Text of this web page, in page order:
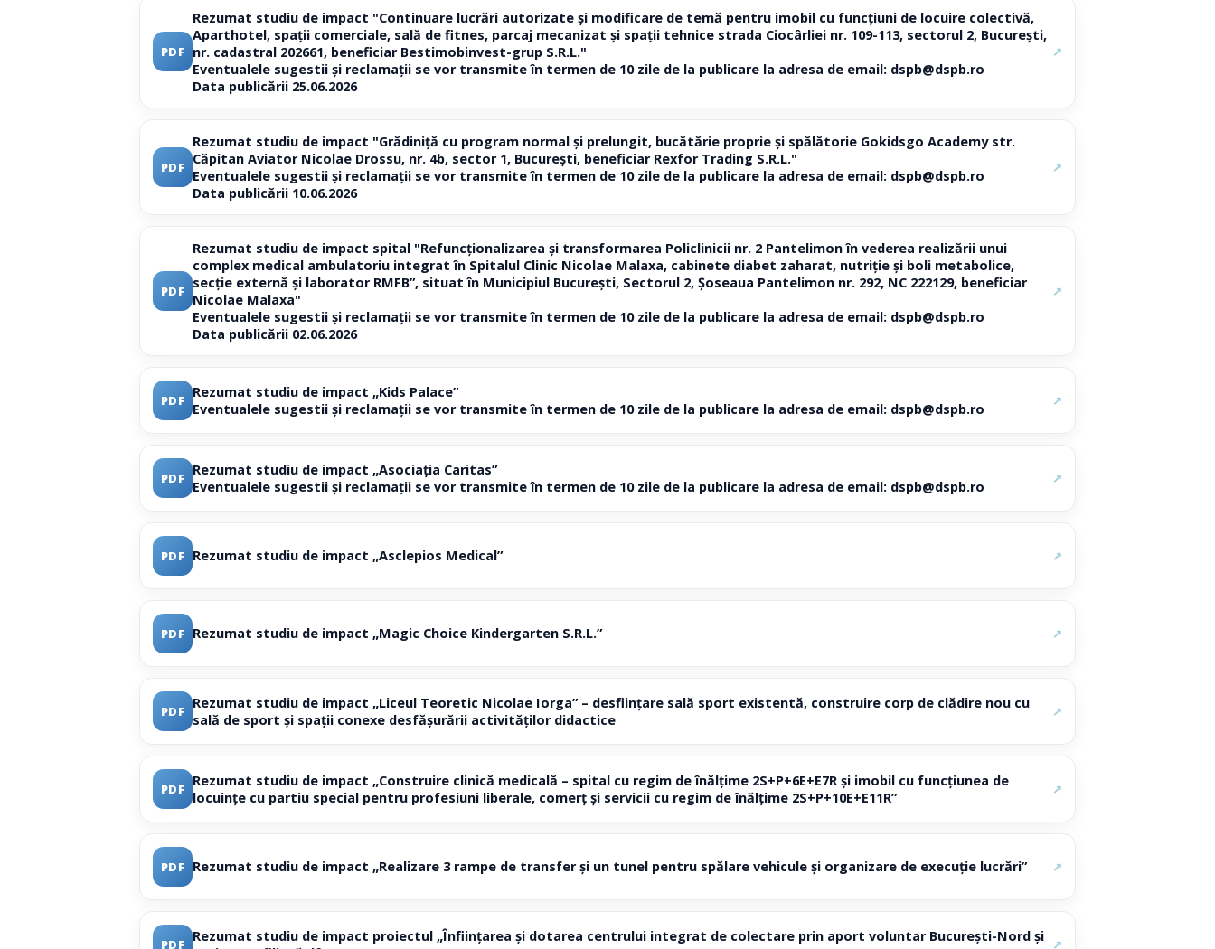
PDF
Rezumat studiu de impact "Continuare lucrări autorizate și modificare de temă pentru imobil cu funcțiuni de locuire colectivă,
Aparthotel, spații comerciale, sală de fitnes, parcaj mecanizat și spații tehnice strada Ciocârliei nr. 109-113, sectorul 2, București,
nr. cadastral 202661, beneficiar Bestimobinvest-grup S.R.L."
Eventualele sugestii și reclamații se vor transmite în termen de 10 zile de la publicare la adresa de email: dspb@dspb.ro
Data publicării 25.06.2026
↗
PDF
Rezumat studiu de impact "Grădiniță cu program normal și prelungit, bucătărie proprie și spălătorie Gokidsgo Academy str.
Căpitan Aviator Nicolae Drossu, nr. 4b, sector 1, București, beneficiar Rexfor Trading S.R.L."
Eventualele sugestii și reclamații se vor transmite în termen de 10 zile de la publicare la adresa de email: dspb@dspb.ro
Data publicării 10.06.2026
↗
PDF
Rezumat studiu de impact spital "Refuncționalizarea și transformarea Policlinicii nr. 2 Pantelimon în vederea realizării unui
complex medical ambulatoriu integrat în Spitalul Clinic Nicolae Malaxa, cabinete diabet zaharat, nutriție și boli metabolice,
secție externă și laborator RMFB”, situat în Municipiul București, Sectorul 2, Șoseaua Pantelimon nr. 292, NC 222129, beneficiar
Nicolae Malaxa"
Eventualele sugestii și reclamații se vor transmite în termen de 10 zile de la publicare la adresa de email: dspb@dspb.ro
Data publicării 02.06.2026
↗
PDF Rezumat studiu de impact „Kids Palace”
Eventualele sugestii și reclamații se vor transmite în termen de 10 zile de la publicare la adresa de email: dspb@dspb.ro
↗
PDF Rezumat studiu de impact „Asociația Caritas”
Eventualele sugestii și reclamații se vor transmite în termen de 10 zile de la publicare la adresa de email: dspb@dspb.ro
↗
PDF Rezumat studiu de impact „Asclepios Medical” ↗
PDF Rezumat studiu de impact „Magic Choice Kindergarten S.R.L.” ↗
PDF Rezumat studiu de impact „Liceul Teoretic Nicolae Iorga” – desființare sală sport existentă, construire corp de clădire nou cu
sală de sport și spații conexe desfășurării activităților didactice
↗
PDF Rezumat studiu de impact „Construire clinică medicală – spital cu regim de înălțime 2S+P+6E+E7R și imobil cu funcțiunea de
locuințe cu partiu special pentru profesiuni liberale, comerț și servicii cu regim de înălțime 2S+P+10E+E11R”
↗
PDF Rezumat studiu de impact „Realizare 3 rampe de transfer și un tunel pentru spălare vehicule și organizare de execuție lucrări” ↗
PDF Rezumat studiu de impact proiectul „Înființarea și dotarea centrului integrat de colectare prin aport voluntar București-Nord și
↗